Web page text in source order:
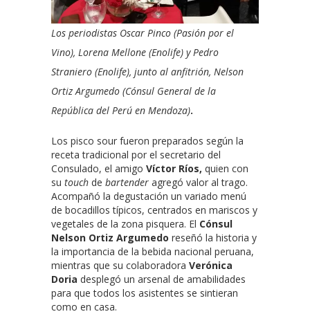
Los periodistas Oscar Pinco (Pasión por el
Vino), Lorena Mellone (Enolife) y Pedro
Straniero (Enolife), junto al anfitrión, Nelson
Ortiz Argumedo (Cónsul General de la
República del Perú en Mendoza).
Los pisco sour fueron preparados según la
receta tradicional por el secretario del
Consulado, el amigo Víctor Ríos, quien con
su touch de bartender agregó valor al trago.
Acompañó la degustación un variado menú
de bocadillos típicos, centrados en mariscos y
vegetales de la zona pisquera. El Cónsul
Nelson Ortiz Argumedo reseñó la historia y
la importancia de la bebida nacional peruana,
mientras que su colaboradora Verónica
Doria desplegó un arsenal de amabilidades
para que todos los asistentes se sintieran
como en casa.